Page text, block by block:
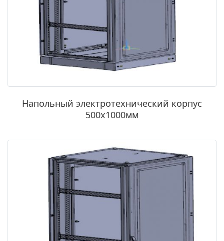
Напольный электротехнический корпус
500х1000мм